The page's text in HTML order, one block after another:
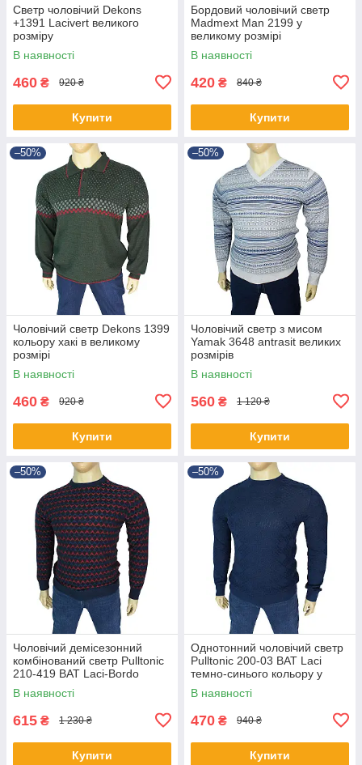
Светр чоловічий Dekons
+1391 Lacivert великого
розміру
В наявності
460 ₴ 920 ₴
Купити
Бордовий чоловічий светр
Madmext Man 2199 у
великому розмірі
В наявності
420 ₴ 840 ₴
Купити
–50%
Чоловічий светр Dekons 1399
кольору хакі в великому
розмірі
В наявності
460 ₴ 920 ₴
Купити
–50%
Чоловічий светр з мисом
Yamak 3648 antrasit великих
розмірів
В наявності
560 ₴ 1 120 ₴
Купити
–50%
Чоловічий демісезонний
комбінований светр Pulltonic
210-419 BAT Laci-Bordo
великого розміру
В наявності
615 ₴ 1 230 ₴
Купити
–50%
Однотонний чоловічий светр
Pulltonic 200-03 BAT Laci
темно-синього кольору у
великому розмірі
В наявності
470 ₴ 940 ₴
Купити